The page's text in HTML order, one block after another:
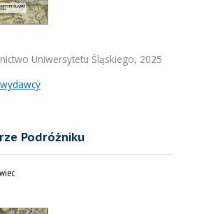
Uniwersytetu Śląskiego, 2025
Podróżniku